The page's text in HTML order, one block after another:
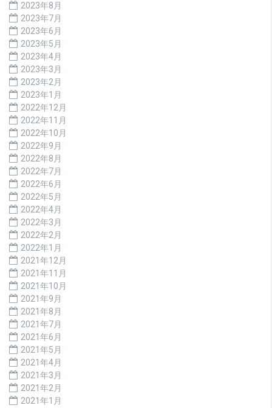
2023年8月
2023年7月
2023年6月
2023年5月
2023年4月
2023年3月
2023年2月
2023年1月
2022年12月
2022年11月
2022年10月
2022年9月
2022年8月
2022年7月
2022年6月
2022年5月
2022年4月
2022年3月
2022年2月
2022年1月
2021年12月
2021年11月
2021年10月
2021年9月
2021年8月
2021年7月
2021年6月
2021年5月
2021年4月
2021年3月
2021年2月
2021年1月